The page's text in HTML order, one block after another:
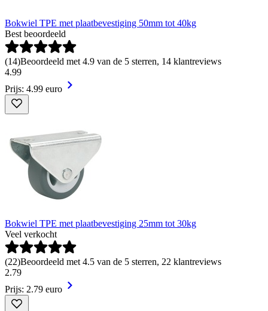
Bokwiel TPE met plaatbevestiging 50mm tot 40kg
Best beoordeeld
(14)Beoordeeld met 4.9 van de 5 sterren, 14 klantreviews
4.99
Prijs: 4.99 euro
Bokwiel TPE met plaatbevestiging 25mm tot 30kg
Veel verkocht
(22)Beoordeeld met 4.5 van de 5 sterren, 22 klantreviews
2.79
Prijs: 2.79 euro